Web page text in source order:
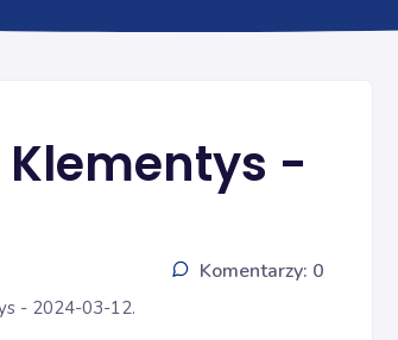
-
Komentarzy: 0
- 2024-03-12.